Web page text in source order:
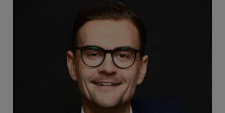
MISS TOBI Med lyx, flärd, glitter och glamour